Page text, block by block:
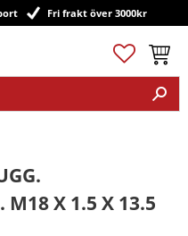
Fri frakt över 3000kr
Favoriter
M18 X 1.5 X 13.5